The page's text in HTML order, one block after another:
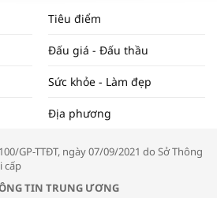
NĂM 2024 VÀ NĂM 2025 | NHỊP
THỊ TRƯỜNG #62
đàm “Xúc tiến thương mại: Khơi
Tiêu điểm
Đấu giá - Đấu thầu
Sức khỏe - Làm đẹp
Địa phương
GP-TTĐT, ngày 07/09/2021 do Sở Thông
cấp
TIN TRUNG ƯƠNG